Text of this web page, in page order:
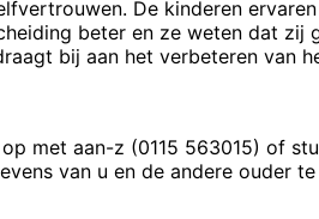
De kinderen
beter en ze weten dat zij
bij aan het verbeteren van
met aan-z (0115 563015) of
van u en de andere ouder